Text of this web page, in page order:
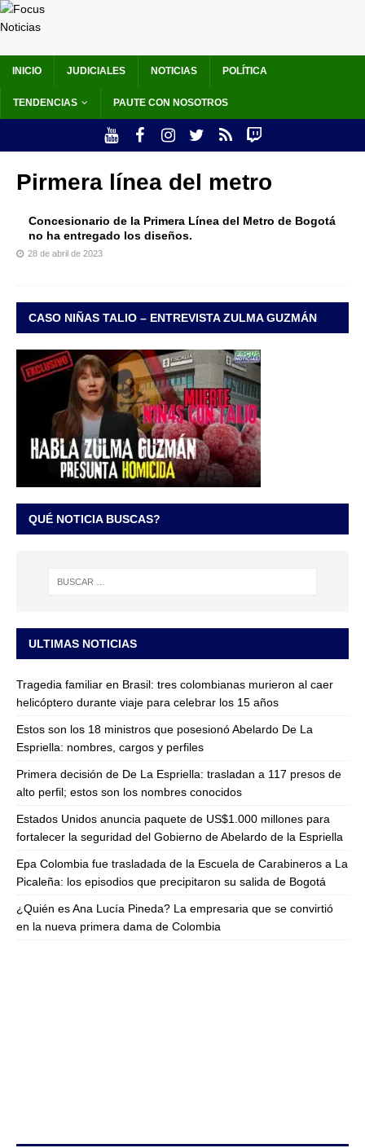
INICIO JUDICIALES NOTICIAS POLÍTICA
TENDENCIAS PAUTE CON NOSOTROS
Pirmera línea del metro
Concesionario de la Primera Línea del Metro de Bogotá
no ha entregado los diseños.
28 de abril de 2023
CASO NIÑAS TALIO – ENTREVISTA ZULMA GUZMÁN
QUÉ NOTICIA BUSCAS?
ULTIMAS NOTICIAS
Tragedia familiar en Brasil: tres colombianas murieron al caer
helicóptero durante viaje para celebrar los 15 años
Estos son los 18 ministros que posesionó Abelardo De La
Espriella: nombres, cargos y perfiles
Primera decisión de De La Espriella: trasladan a 117 presos de
alto perfil; estos son los nombres conocidos
Estados Unidos anuncia paquete de US$1.000 millones para
fortalecer la seguridad del Gobierno de Abelardo de la Espriella
Epa Colombia fue trasladada de la Escuela de Carabineros a La
Picaleña: los episodios que precipitaron su salida de Bogotá
¿Quién es Ana Lucía Pineda? La empresaria que se convirtió
en la nueva primera dama de Colombia